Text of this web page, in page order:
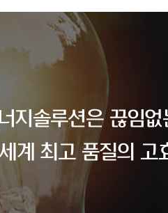
지솔루션은 끊임
계 최고 품질의 고